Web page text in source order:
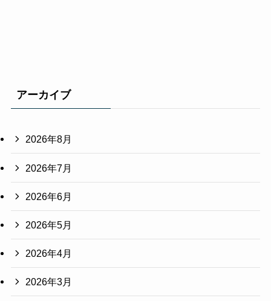
アーカイブ
2026年8月
2026年7月
2026年6月
2026年5月
2026年4月
2026年3月